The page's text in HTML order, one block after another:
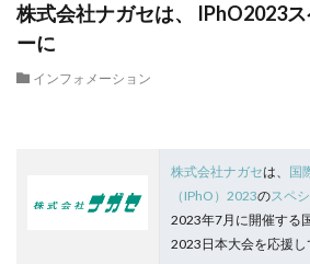
株式会社ナガセは、 IPhO2023
ーに
インフォメーション
株式会社ナガセは、 国
（IPhO）2023のスペ
2023年7月に開催する
2023日本大会を応援